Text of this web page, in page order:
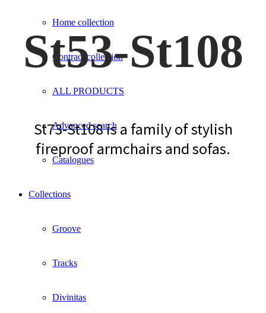
Home collection
Contract collection
ALL PRODUCTS
Advanced search
Catalogues
Collections
Groove
Tracks
Divinitas
St53-St108
St73-St108 is a family of stylish
fireproof armchairs and sofas.